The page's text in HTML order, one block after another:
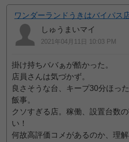
ワンダーランドうきはバイパス
しゅうまいマイ
2021年04月11日 10:03 PM
掛け持ちババぁが酷かった。
店員さんは気づかず。
良さそうな台、キープ30分ほっ
飯事。
クソすぎる店。稼働、設置台数
い！
何故高評価コメがあるのか、理解